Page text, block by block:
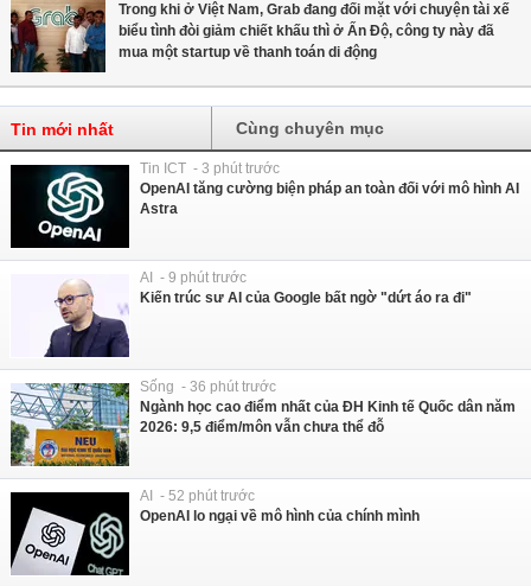
Trong khi ở Việt Nam, Grab đang đối mặt với chuyện tài xế
biểu tình đòi giảm chiết khấu thì ở Ấn Độ, công ty này đã
mua một startup về thanh toán di động
Tin mới nhất Cùng chuyên mục
Tin ICT - 3 phút trước
OpenAI tăng cường biện pháp an toàn đối với mô hình AI
Astra
AI - 9 phút trước
Kiến trúc sư AI của Google bất ngờ "dứt áo ra đi"
Sống - 36 phút trước
Ngành học cao điểm nhất của ĐH Kinh tế Quốc dân năm
2026: 9,5 điểm/môn vẫn chưa thể đỗ
AI - 52 phút trước
OpenAI lo ngại về mô hình của chính mình